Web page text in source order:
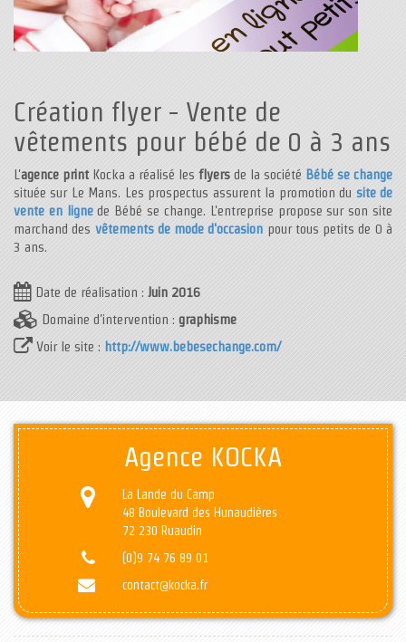
Création flyer - Vente de
vêtements pour bébé de 0 à 3 ans
L'agence print Kocka a réalisé les flyers de la société Bébé se change
située sur Le Mans. Les prospectus assurent la promotion du site de
vente en lignede Bébé se change. L'entreprise propose sur son site
marchand des vêtements de mode d'occasion pour tous petits de 0 à
3 ans.
Date de réalisation : Juin 2016
Domaine d'intervention : graphisme
Voir le site : http://www.bebesechange.com/
Agence KOCKA
La Lande du Camp
48 Boulevard des Hunaudières
72 230 Ruaudin
(0)9 74 76 89 01
contact@kocka.fr